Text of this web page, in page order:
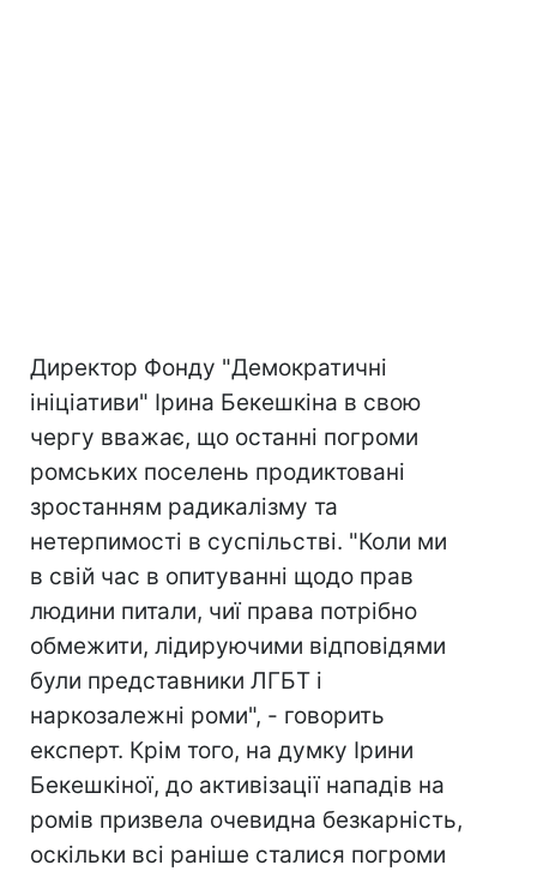
Директор Фонду "Демократичні
ініціативи" Ірина Бекешкіна в свою
чергу вважає, що останні погроми
ромських поселень продиктовані
зростанням радикалізму та
нетерпимості в суспільстві. "Коли ми
в свій час в опитуванні щодо прав
людини питали, чиї права потрібно
обмежити, лідируючими відповідями
були представники ЛГБТ і
наркозалежні роми", - говорить
експерт. Крім того, на думку Ірини
Бекешкіної, до активізації нападів на
ромів призвела очевидна безкарність,
оскільки всі раніше сталися погроми